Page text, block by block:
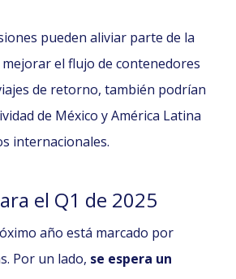
pueden aliviar parte de la
el flujo de contenedores
de retorno, también podrían
de México y América Latina
internacionales.
el Q1 de 2025
año está marcado por
Por un lado, se espera un